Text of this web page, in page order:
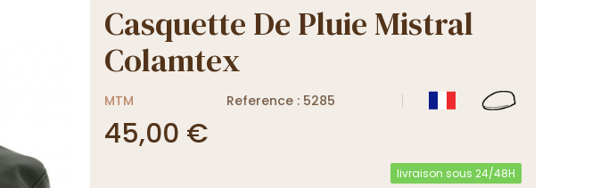
Casquette De Pluie Mistral
Colamtex
MTM Reference : 5285
45,00 €
livraison sous 24/48H